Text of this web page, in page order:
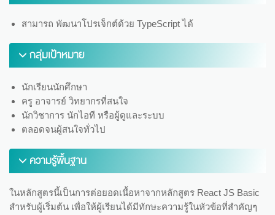
สามารถ พัฒนาโปรเจ็กต์ด้วย TypeScript ได้
กลุ่มเป้าหมาย
นักเรียนนักศึกษา
ครู อาจารย์ วิทยากรที่สนใจ
นักวิชาการ นักไอที หรือผู้ดูและระบบ
ตลอดจนผู้สนใจทั่วไป
ความรู้พื้นฐาน
ในหลักสูตรนี้เป็นการต่อยอดเนื้อหาจากหลักสูตร React JS Basic
สำหรับผู้เริ่มต้น เพื่อให้ผู้เรียนได้มีทักษะความรู้ในหัวข้อที่สำคัญๆ